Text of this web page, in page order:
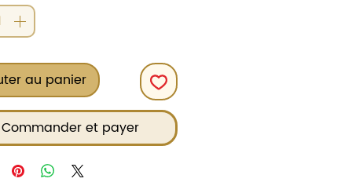
au panier
Commander et payer